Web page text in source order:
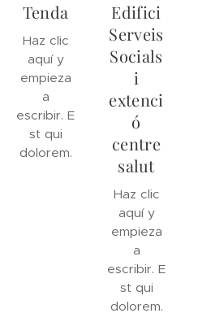
Tenda
Haz clic
aquí y
empieza
a
escribir. E
st qui
dolorem.
Edifici
Serveis
Socials
i
extenci
ó
centre
salut
Haz clic
aquí y
empieza
a
escribir. E
st qui
dolorem.